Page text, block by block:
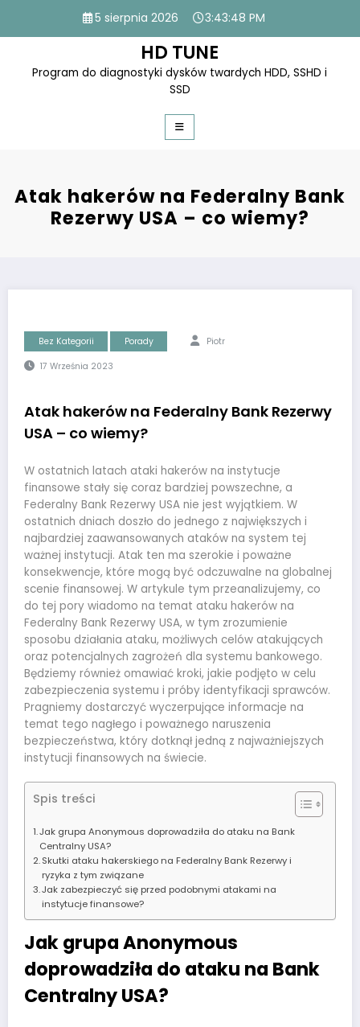
content
5 sierpnia 2026 3:43:50 PM
HD TUNE
Program do diagnostyki dysków twardych HDD, SSHD i
SSD
Atak hakerów na Federalny Bank
Rezerwy USA – co wiemy?
Bez Kategorii Porady Piotr
17 Września 2023
Atak hakerów na Federalny Bank Rezerwy
USA – co wiemy?
W ostatnich latach ataki hakerów na instytucje
finansowe stały się coraz bardziej powszechne, a
Federalny Bank Rezerwy USA nie jest wyjątkiem. W
ostatnich dniach doszło do jednego z największych i
najbardziej zaawansowanych ataków na system tej
ważnej instytucji. Atak ten ma szerokie i poważne
konsekwencje, które mogą być odczuwalne na globalnej
scenie finansowej. W artykule tym przeanalizujemy, co
do tej pory wiadomo na temat ataku hakerów na
Federalny Bank Rezerwy USA, w tym zrozumienie
sposobu działania ataku, możliwych celów atakujących
oraz potencjalnych zagrożeń dla systemu bankowego.
Będziemy również omawiać kroki, jakie podjęto w celu
zabezpieczenia systemu i próby identyfikacji sprawców.
Pragniemy dostarczyć wyczerpujące informacje na
temat tego nagłego i poważnego naruszenia
bezpieczeństwa, który dotknął jedną z najważniejszych
instytucji finansowych na świecie.
Spis treści
Jak grupa Anonymous doprowadziła do ataku na Bank
Centralny USA?
Skutki ataku hakerskiego na Federalny Bank Rezerwy i
ryzyka z tym związane
Jak zabezpieczyć się przed podobnymi atakami na
instytucje finansowe?
Jak grupa Anonymous
doprowadziła do ataku na Bank
Centralny USA?